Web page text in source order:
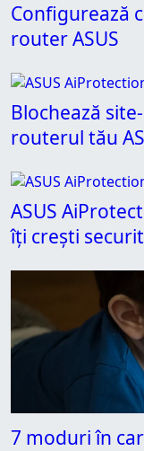
Configurează
router ASUS
Blochează
routerul tău
ASUS
îți crești
7 moduri în